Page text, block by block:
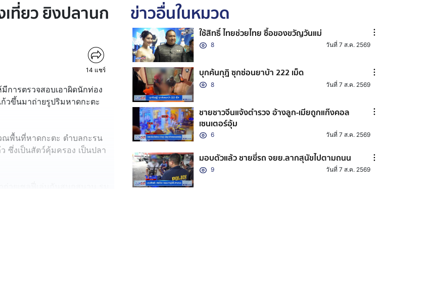
ที่ยว ยิงปลานก
14 แชร์
การตรวจสอบเอาผิดนักท่อง
วขึ้นมาถ่ายรูปริมหาดกะตะ
ณพื้นที่หาดกะตะ ตำบลกะรน
ซึ่งเป็นสัตว์คุ้มครอง เป็นปลา
ามัน ภูเก็ต หลังคลิปถูกเผย
ข่าวอื่นในหมวด
ใช้สิทธิ์ ไทยช่วยไทย ซื้อของขวัญวันแม่
8 วันที่ 7 ส.ค. 2569
บุกค้นกุฎิ ซุกซ่อนยาบ้า 222 เม็ด
8 วันที่ 7 ส.ค. 2569
ชายชาวจีนแจ้งตำรวจ อ้างลูก-เมียถูกแก๊งคอล
เซนเตอร์อุ้ม
6 วันที่ 7 ส.ค. 2569
มอบตัวแล้ว ชายขี่รถ จยย.ลากสุนัขไปตามถนน
9 วันที่ 7 ส.ค. 2569